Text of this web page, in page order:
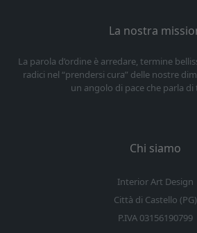
La nostra
La parola d’ordine è arredare, termine
radici nel “prendersi cura” delle nostre
un angolo di pace che parla di
Chi siamo
Interior Art Design
Città di Castello (PG)
P.IVA 03156190799